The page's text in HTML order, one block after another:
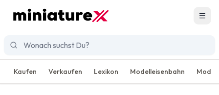
Menü
Kaufen Verkaufen Lexikon Modelleisenbahn